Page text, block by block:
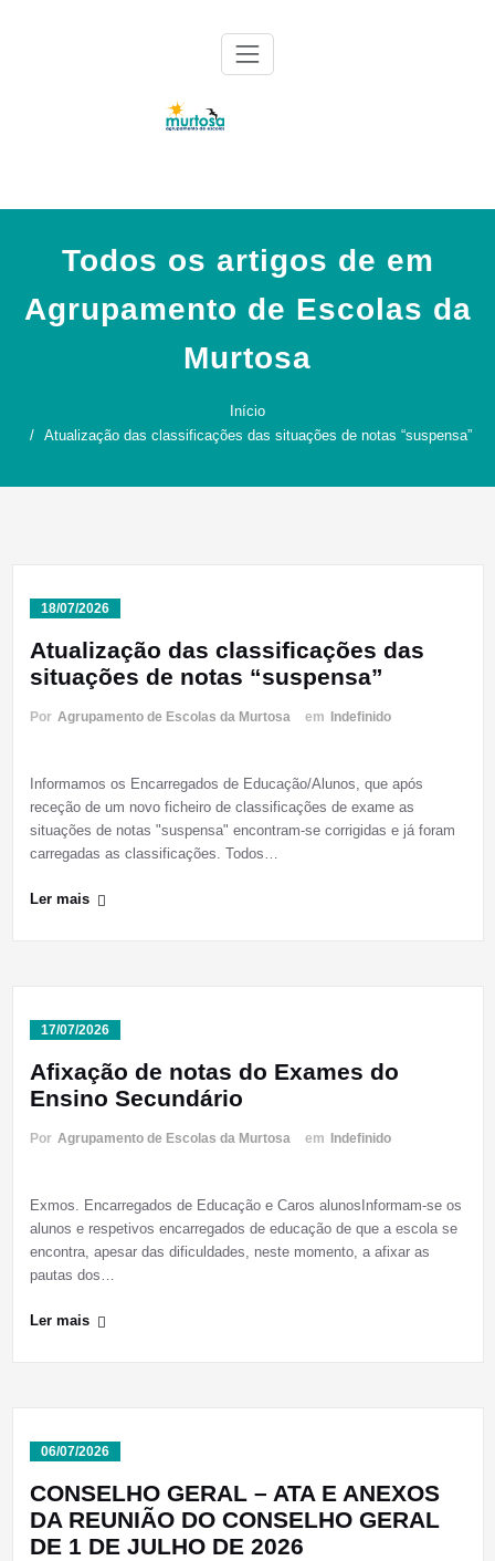
Todos os artigos de em
Agrupamento de Escolas da
Murtosa
Início
Atualização das classificações das situações de notas “suspensa”
18/07/2026
Atualização das classificações das
situações de notas “suspensa”
Por Agrupamento de Escolas da Murtosa em Indefinido
Informamos os Encarregados de Educação/Alunos, que após
receção de um novo ficheiro de classificações de exame as
situações de notas "suspensa" encontram-se corrigidas e já foram
carregadas as classificações. Todos…
Ler mais
17/07/2026
Afixação de notas do Exames do
Ensino Secundário
Por Agrupamento de Escolas da Murtosa em Indefinido
Exmos. Encarregados de Educação e Caros alunosInformam-se os
alunos e respetivos encarregados de educação de que a escola se
encontra, apesar das dificuldades, neste momento, a afixar as
pautas dos…
Ler mais
06/07/2026
CONSELHO GERAL – ATA E ANEXOS
DA REUNIÃO DO CONSELHO GERAL
DE 1 DE JULHO DE 2026